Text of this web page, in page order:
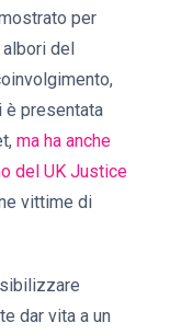
per
del
è presentata
ma ha anche
del UK Justice
vittime di
dar vita a un